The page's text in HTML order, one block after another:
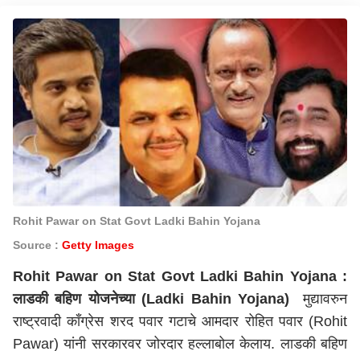
Rohit Pawar on Stat Govt Ladki Bahin Yojana
Source : Getty Images
Rohit Pawar on Stat Govt Ladki Bahin Yojana :
लाडकी बहिण योजनेच्या (Ladki Bahin Yojana) मुद्यावरुन
राष्ट्रवादी काँग्रेस शरद पवार गटाचे आमदार रोहित पवार (Rohit
Pawar) यांनी सरकारवर जोरदार हल्लाबोल केलाय. लाडकी बहिण